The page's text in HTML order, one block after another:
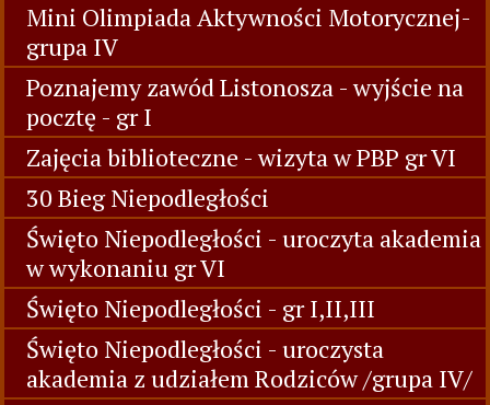
Mini Olimpiada Aktywności Motorycznej-
grupa IV
Poznajemy zawód Listonosza - wyjście na
pocztę - gr I
Zajęcia biblioteczne - wizyta w PBP gr VI
30 Bieg Niepodległości
Święto Niepodległości - uroczyta akademia
w wykonaniu gr VI
Święto Niepodległości - gr I,II,III
Święto Niepodległości - uroczysta
akademia z udziałem Rodziców /grupa IV/